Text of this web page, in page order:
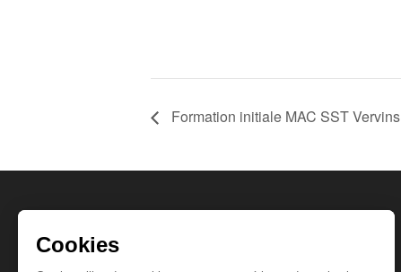
Formation initiale MAC SST Vervins
📍 Créapôle